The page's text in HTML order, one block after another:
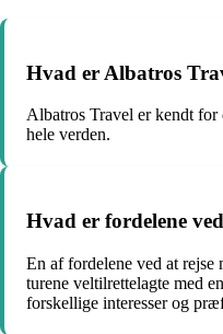
Hvad er Albatros
Albatros Travel er kendt for
hele verden.
Hvad er fordelene
En af fordelene ved at rejse
turene veltilrettelagte med
forskellige interesser og